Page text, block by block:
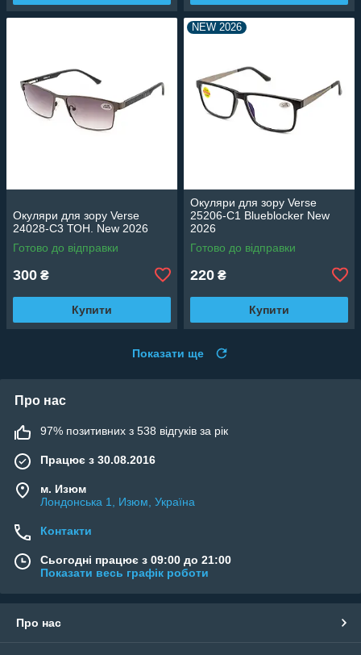
Окуляри для зору Verse
24028-C3 ТОН. New 2026
Готово до відправки
300 ₴
Купити
NEW 2026
Окуляри для зору Verse
25206-C1 Blueblocker New
2026
Готово до відправки
220 ₴
Купити
Показати ще
Про нас
97% позитивних з 538 відгуків за рік
Працює з 30.08.2016
м. Изюм
Лондонська 1, Изюм, Україна
Контакти
Сьогодні працює з 09:00 до 21:00
Показати весь графік роботи
Про нас